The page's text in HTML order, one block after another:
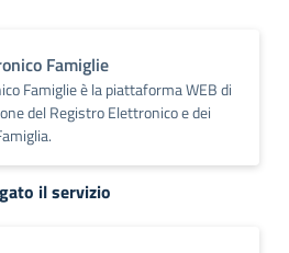
Famiglie
Famiglie è la piattaforma WEB di
del Registro Elettronico e dei
il servizio